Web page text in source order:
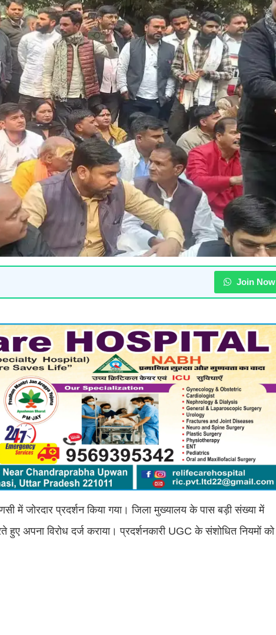
Join Now
में जोरदार प्रदर्शन किया गया। जिला मुख्यालय के पास बड़ी संख्या में
अपना विरोध दर्ज कराया। प्रदर्शनकारी UGC के संशोधित नियमों को